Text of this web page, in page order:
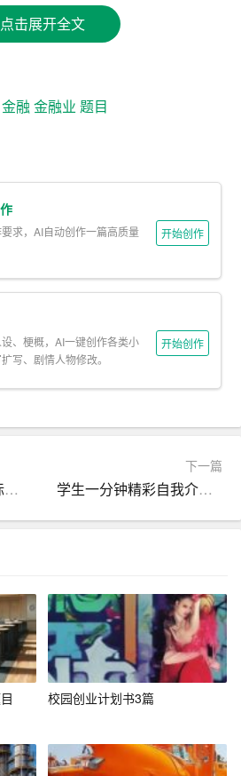
逻辑思维能力，包括图形推理、
阅读理解等题型，测试考生的英
位，考查考生对金融专业知识的
体解析：
金融领域热点事件、政策法规的
融监管等。
速阅读材料，理解文章大意，然
生需要
，要注重练习语言表达能力，确
。
数学运算，如加减乘除、百分比
注意练习数据分析能力，如数据
点击展开全文
金融 金融业 题目
求，AI自动创作一篇高质量
开始创作
、梗概，AI一键创作各类小
写、剧情人物修改。
开始创作
职业个人生涯规划目标范文模板
下一篇
学生一分钟精彩自我介绍6篇
校园创业计划书3篇